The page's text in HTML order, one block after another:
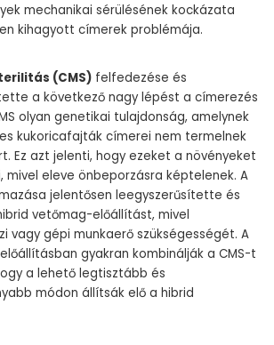
mechanikai sérülésének kockázata
kihagyott címerek problémája.
(CMS) felfedezése és
a következő nagy lépést a címerezés
olyan genetikai tulajdonság, amelynek
kukoricafajták címerei nem termelnek
Ez azt jelenti, hogy ezeket a növényeket
mivel eleve önbeporzásra képtelenek. A
jelentősen leegyszerűsítette és
vetőmag-előállítást, mivel
vagy gépi munkaerő szükségességét. A
gyakran kombinálják a CMS-t
a lehető legtisztább és
módon állítsák elő a hibrid